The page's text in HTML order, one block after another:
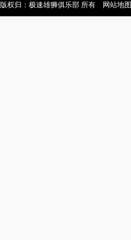
版权归：极速雄狮俱乐部 所有 网站地图